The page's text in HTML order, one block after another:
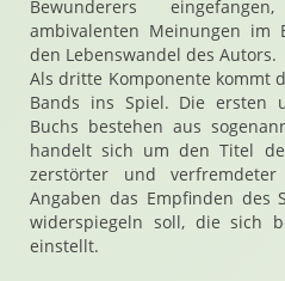
Bewunderers
ambivalenten Meinungen im
den Lebenswandel des Autors.
Als dritte Komponente kommt
Bands ins Spiel. Die ersten
Buchs bestehen aus
handelt sich um den Titel
zerstörter und
Angaben das Empfinden des
widerspiegeln soll, die sich
einstellt.